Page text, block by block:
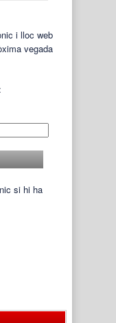
i lloc web
vegada
si hi ha